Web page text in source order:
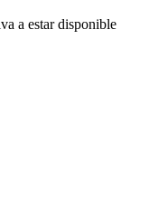
a estar disponible